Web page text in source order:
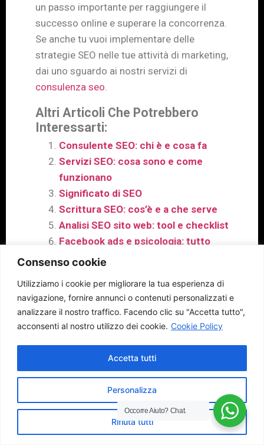
Consenso cookie
Utilizziamo i cookie per migliorare la tua esperienza di
navigazione, fornire annunci o contenuti personalizzati e
analizzare il nostro traffico. Facendo clic su "Accetta tutto",
acconsenti al nostro utilizzo dei cookie. Cookie Policy
Personalizza
Rifiuta tutti
Accetta tutti
un passo importante per raggiungere il
successo online e superare la concorrenza.
Se anche tu vuoi implementare delle
strategie SEO nelle tue attività di marketing,
dai uno sguardo ai nostri servizi di
consulenza seo
Altri Articoli Che Potrebbero
Interessarti:
Consulente SEO: chi è e cosa fa
Servizi SEO: cosa sono e come
funzionano
Significato di SEO
Scrittura SEO: cos’è e a che serve
Analisi SEO sito web: tool e checklist
Facebook ads e psicologia: tutto
quello che devi sapere
iniziare e soprattutto quando
Come fare SEO: una guida pratica
Significato di CRM e come usarlo:
Strumenti SEO: un elenco dei
migliori
Occorre Aiuto?Chat.